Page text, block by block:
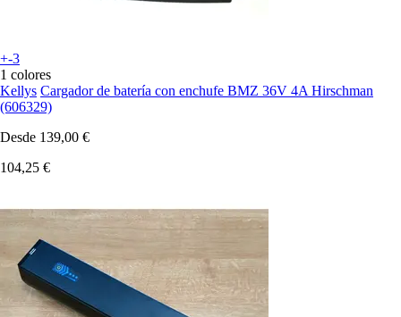
+-3
1 colores
Kellys Cargador de batería con enchufe BMZ 36V 4A Hirschman
(606329)
Desde 139,00 €
104,25 €